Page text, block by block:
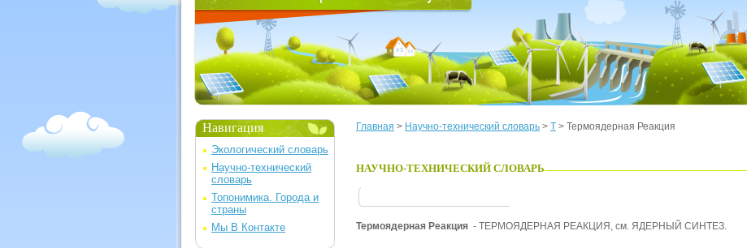
Главная > Научно-технический словарь > Т > Термоядерная Реакция
НАУЧНО-ТЕХНИЧЕСКИЙ СЛОВАРЬ
Термоядерная Реакция - ТЕРМОЯДЕРНАЯ РЕАКЦИЯ, см. ЯДЕРНЫЙ СИНТЕЗ.
Навигация
Экологический словарь
Научно-технический
словарь
Топонимика. Города и
страны
Мы В Контакте